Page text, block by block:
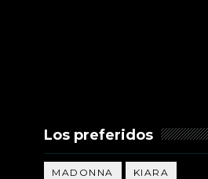
Los preferidos
MADONNA KIARA